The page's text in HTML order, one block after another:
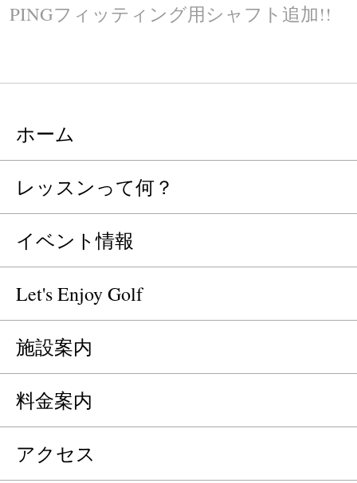
PINGフィッティング用シャフト追加!!
ホーム
レッスンって何？
イベント情報
Let's Enjoy Golf
施設案内
料金案内
アクセス